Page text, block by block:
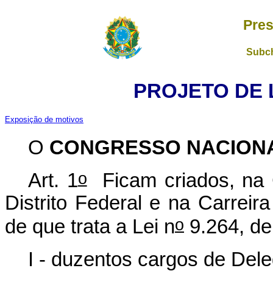
PROJETO DE
Exposição de motivos
O CONGRESSO
Art. 1oFicam criados, na
Distrito Federal e na
de que trata a Lei no 9.264,
I - duzentos cargos de